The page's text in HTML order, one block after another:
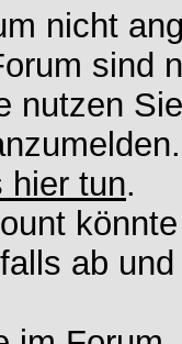
nicht
sind
nutzen
hier tun.
ab